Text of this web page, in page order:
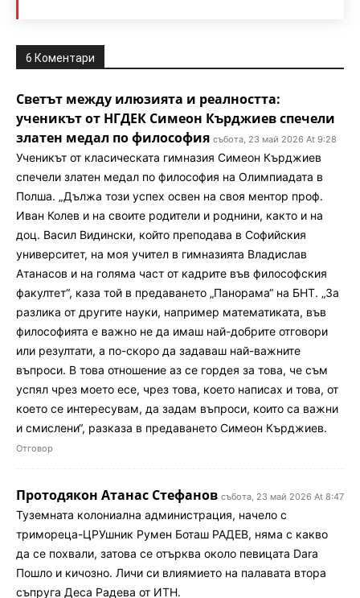
6 Коментари
Светът между илюзията и реалността:
ученикът от НГДЕК Симеон Кърджиев спечели
златен медал по философия събота, 23 май 2026 At 9:28
Ученикът от класическата гимназия Симеон Кърджиев
спечели златен медал по философия на Олимпиадата в
Полша. „Дължа този успех освен на своя ментор проф.
Иван Колев и на своите родители и роднини, както и на
доц. Васил Видински, който преподава в Софийския
университет, на моя учител в гимназията Владислав
Атанасов и на голяма част от кадрите във философския
факултет“, каза той в предаването „Панорама“ на БНТ. „За
разлика от другите науки, например математиката, във
философията е важно не да имаш най-добрите отговори
или резултати, а по-скоро да задаваш най-важните
въпроси. В това отношение аз се гордея за това, че съм
успял чрез моето есе, чрез това, което написах и това, от
което се интересувам, да задам въпроси, които са важни
и смислени“, разказа в предаването Симеон Кърджиев.
Отговор
Протодякон Атанас Стефанов събота, 23 май 2026 At 8:47
Туземната колониална администрация, начело с
тримореца-ЦРУшник Румен Боташ РАДЕВ, няма с какво
да се похвали, затова се отърква около певицата Dara
Пошло и кичозно. Личи си влиямието на палавата втора
съпруга Деса Радева от ИТН.